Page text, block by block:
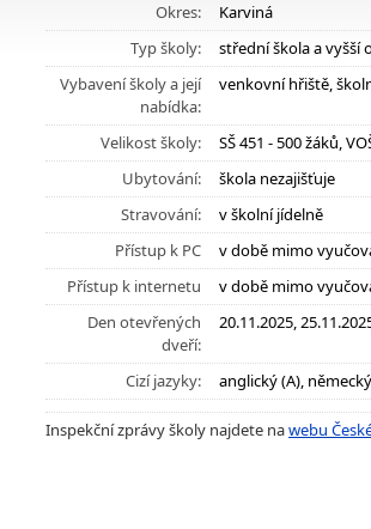
Okres:
Karviná
Typ školy:
střední škola a vyšší
Vybavení školy a její
nabídka:
venkovní hřiště,
Velikost školy:
SŠ 451 - 500 žáků,
Ubytování:
škola nezajišťuje
Stravování:
v školní jídelně
Přístup k PC
v době mimo
Přístup k internetu
v době mimo
Den otevřených
dveří:
20.11.2025,
Cizí jazyky: anglický (A),
Inspekční zprávy školy najdete nawebu